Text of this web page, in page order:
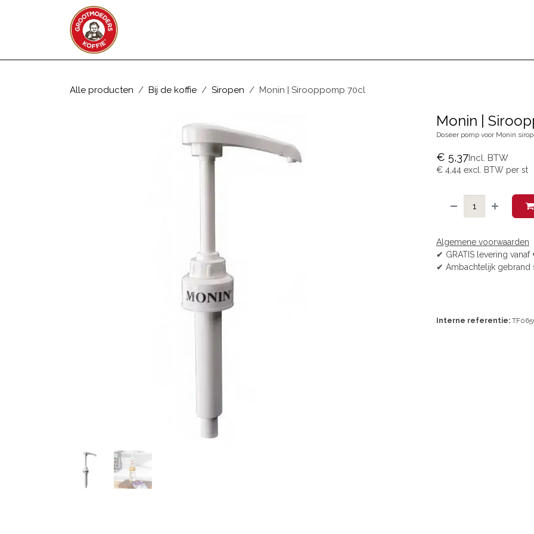
Overslaan naar inhoud
Alle producten Bij de koffie Siropen Monin | Sirooppomp 70cl
Monin |
Doseer pomp voor Monin
€ 5,37Incl. BTW
€ 4,44 excl. BTW per st
Algemene voorwaarden
✔ GRATIS levering
✔ Ambachtelijk gebrand
Interne referentie: